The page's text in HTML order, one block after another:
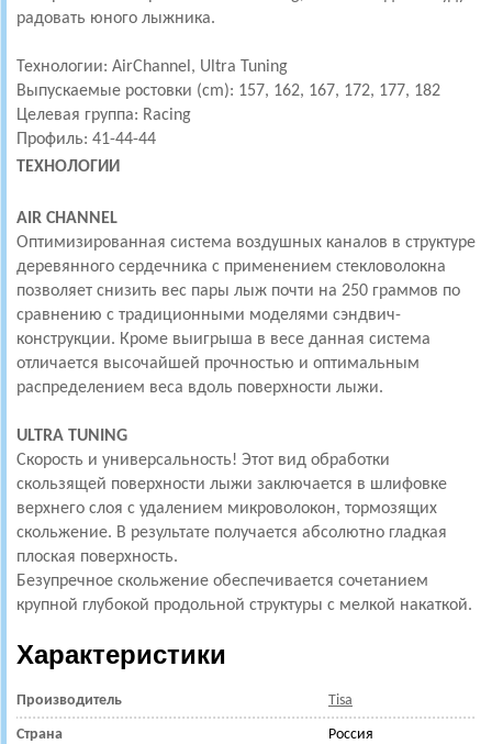
радовать юного лыжника.
Технологии: AirChannel, Ultra Tuning
Выпускаемые ростовки (cm): 157, 162, 167, 172, 177, 182
Целевая группа: Racing
Профиль: 41-44-44
ТЕХНОЛОГИИ
AIR CHANNEL
Оптимизированная система воздушных каналов в структуре
деревянного сердечника с применением стекловолокна
позволяет снизить вес пары лыж почти на 250 граммов по
сравнению с традиционными моделями сэндвич-
конструкции. Кроме выигрыша в весе данная система
отличается высочайшей прочностью и оптимальным
распределением веса вдоль поверхности лыжи.
ULTRA TUNING
Скорость и универсальность! Этот вид обработки
скользящей поверхности лыжи заключается в шлифовке
верхнего слоя с удалением микроволокон, тормозящих
скольжение. В результате получается абсолютно гладкая
плоская поверхность.
Безупречное скольжение обеспечивается сочетанием
крупной глубокой продольной структуры с мелкой накаткой.
Характеристики
Производитель Tisa
Страна Россия